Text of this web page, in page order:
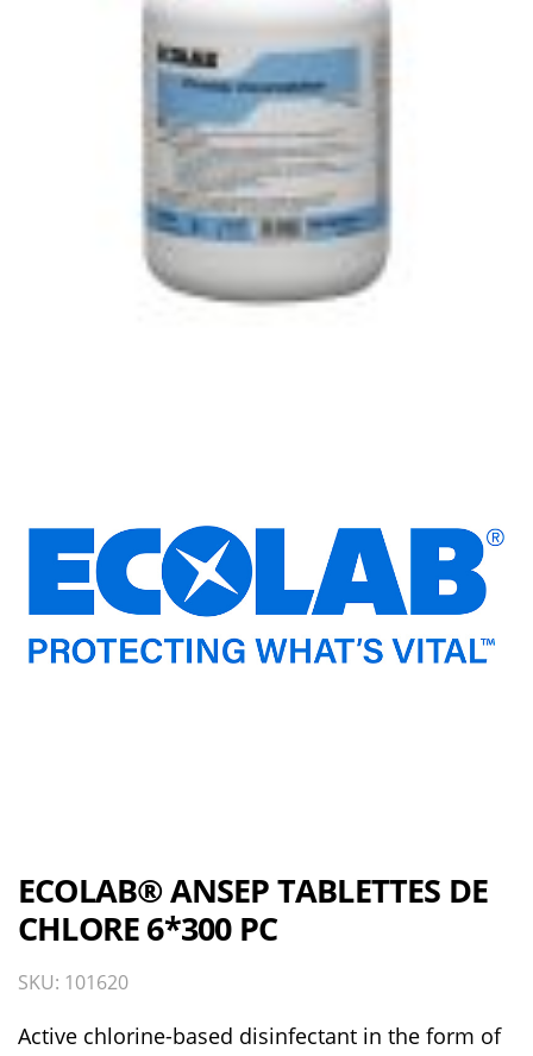
ECOLAB® ANSEP TABLETTES DE
CHLORE 6*300 PC
SKU: 101620
Active chlorine-based disinfectant in the form of